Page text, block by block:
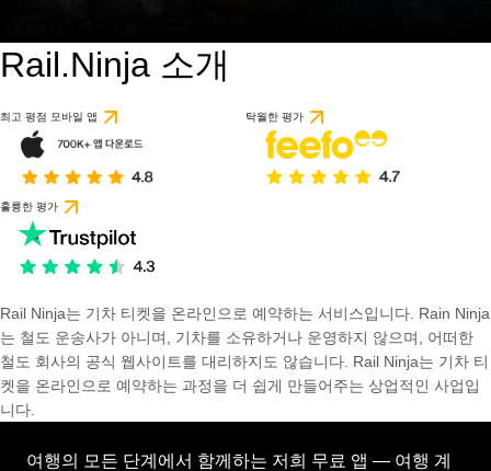
Rail.Ninja 소개
최고 평점 모바일 앱 탁월한 평가
훌륭한 평가
Rail Ninja는 기차 티켓을 온라인으로 예약하는 서비스입니다. Rain Ninja
는 철도 운송사가 아니며, 기차를 소유하거나 운영하지 않으며, 어떠한
철도 회사의 공식 웹사이트를 대리하지도 않습니다. Rail Ninja는 기차 티
켓을 온라인으로 예약하는 과정을 더 쉽게 만들어주는 상업적인 사업입
니다.
여행의 모든 단계에서 함께하는 저희 무료 앱 — 여행 계